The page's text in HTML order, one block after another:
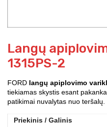
Langų
1315PS-2
FORD langų apiplovimo
tiekiamas skystis esant
patikimai nuvalytas nuo teršalų.
Priekinis / Galinis